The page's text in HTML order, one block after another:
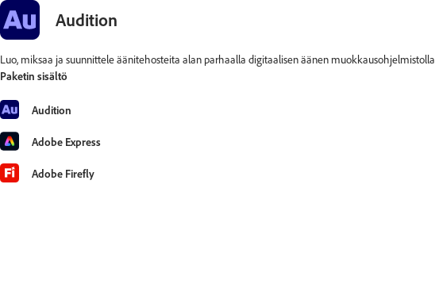
Audition
Luo, miksaa ja suunnittele äänitehosteita alan parhaalla digitaalisen äänen muokkausohjelmistolla
Paketin sisältö
Audition
Adobe Express
Adobe Firefly